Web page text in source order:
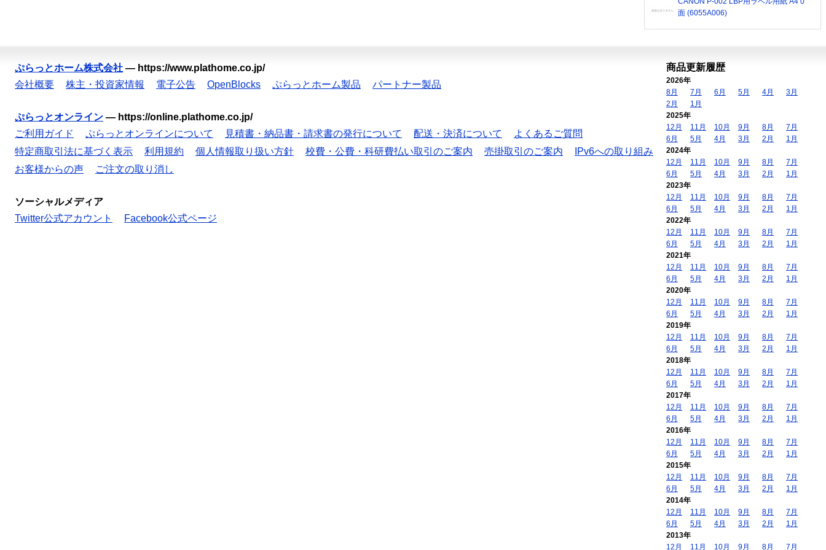
面 (6055A006)
ぷらっとホーム株式会社 — https://www.plathome.co.jp/
会社概要
株主・投資家情報 電子公告 OpenBlocks ぷらっとホーム製品 パートナー製品
ぷらっとオンライン — https://online.plathome.co.jp/
ご利用ガイド
ぷらっとオンラインについて 見積書・納品書・請求書の発行について 配送・決済について
よくあるご質問
特定商取引法に基づく表示
利用規約 個人情報取り扱い方針 校費・公費・科研費払い取引のご案内 売掛取引のご案内
IPv6への取り組み
お客様からの声
ご注文の取り消し
ソーシャルメディア
Twitter公式アカウント
Facebook公式ページ
商品更新履歴
2026年
8月
7月 6月 5月 4月
3月
2月
1月
2025年
12月
11月 10月 9月 8月
7月
6月
5月 4月 3月 2月
1月
2024年
12月
11月 10月 9月 8月
7月
6月
5月 4月 3月 2月
1月
2023年
12月
11月 10月 9月 8月
7月
6月
5月 4月 3月 2月
1月
2022年
12月
11月 10月 9月 8月
7月
6月
5月 4月 3月 2月
1月
2021年
12月
11月 10月 9月 8月
7月
6月
5月 4月 3月 2月
1月
2020年
12月
11月 10月 9月 8月
7月
6月
5月 4月 3月 2月
1月
2019年
12月
11月 10月 9月 8月
7月
6月
5月 4月 3月 2月
1月
2018年
12月
11月 10月 9月 8月
7月
6月
5月 4月 3月 2月
1月
2017年
12月
11月 10月 9月 8月
7月
6月
5月 4月 3月 2月
1月
2016年
12月
11月 10月 9月 8月
7月
6月
5月 4月 3月 2月
1月
2015年
12月
11月 10月 9月 8月
7月
6月
5月 4月 3月 2月
1月
2014年
12月
11月 10月 9月 8月
7月
6月
5月 4月 3月 2月
1月
2013年
12月
11月 10月 9月 8月 7月